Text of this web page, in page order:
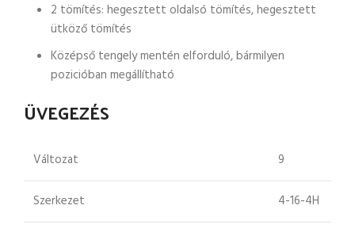
2 tömítés: hegesztett oldalsó tömítés, hegesztett
ütköző tömítés
Középső tengely mentén elforduló, bármilyen
pozicióban megállítható
ÜVEGEZÉS
Változat 9
Szerkezet 4-16-4H